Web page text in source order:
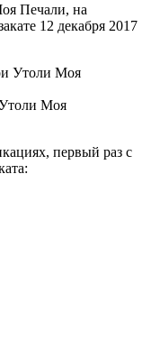
Печали, на
12 декабря 2017
Моя
первый раз с